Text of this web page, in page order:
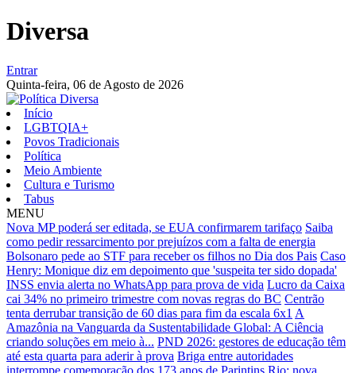
Diversa
Entrar
Quinta-feira, 06 de Agosto de 2026
Início
LGBTQIA+
Povos Tradicionais
Política
Meio Ambiente
Cultura e Turismo
Tabus
MENU
Nova MP poderá ser editada, se EUA confirmarem tarifaço Saiba
como pedir ressarcimento por prejuízos com a falta de energia
Bolsonaro pede ao STF para receber os filhos no Dia dos Pais Caso
Henry: Monique diz em depoimento que 'suspeita ter sido dopada'
INSS envia alerta no WhatsApp para prova de vida Lucro da Caixa
cai 34% no primeiro trimestre com novas regras do BC Centrão
tenta derrubar transição de 60 dias para fim da escala 6x1 A
Amazônia na Vanguarda da Sustentabilidade Global: A Ciência
criando soluções em meio à... PND 2026: gestores de educação têm
até esta quarta para aderir à prova Briga entre autoridades
interrompe comemoração dos 173 anos de Parintins Rio: nova